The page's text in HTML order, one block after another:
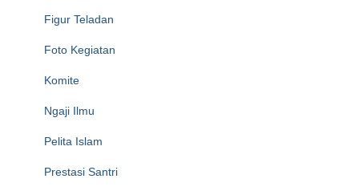
Figur Teladan
Foto Kegiatan
Komite
Ngaji Ilmu
Pelita Islam
Prestasi Santri